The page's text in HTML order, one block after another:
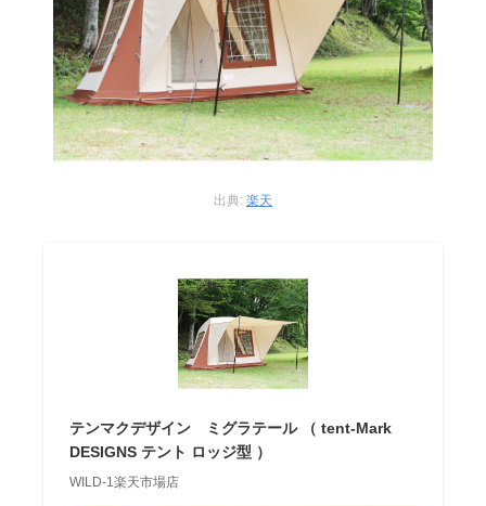
出典: 楽天
テンマクデザイン ミグラテール （ tent-Mark
DESIGNS テント ロッジ型 ）
WILD-1楽天市場店